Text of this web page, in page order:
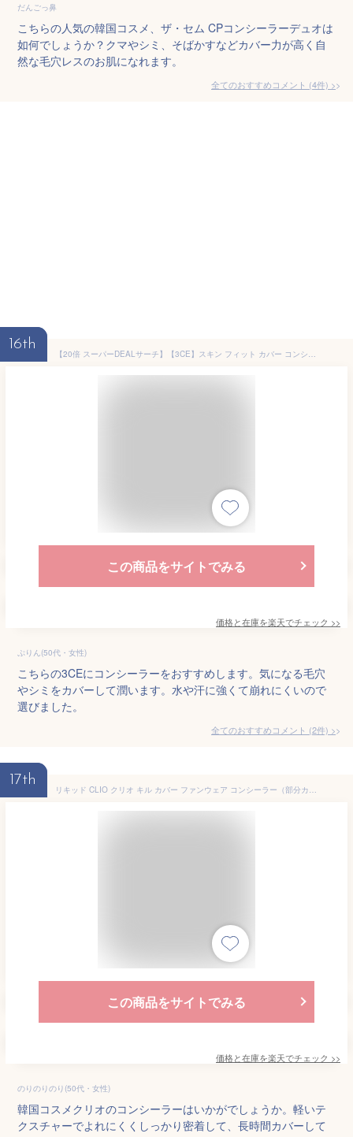
だんごっ鼻
こちらの人気の韓国コスメ、ザ・セム CPコンシーラーデュオは
如何でしょうか？クマやシミ、そばかすなどカバー力が高く自
然な毛穴レスのお肌になれます。
全てのおすすめコメント (4件) >
16th
【20倍 スーパーDEALサーチ】【3CE】スキン フィット カバー コンシーラー /SKIN FIT COVER LIQUID CONCEALER/スタイルナンダ/デイリーメイク/カバー力/全3色 /韓国コスメ
この商品をサイトでみる
価格と在庫を楽天でチェック >>
ぷりん(50代・女性)
こちらの3CEにコンシーラーをおすすめします。気になる毛穴
やシミをカバーして潤います。水や汗に強くて崩れにくいので
選びました。
全てのおすすめコメント (2件) >
17th
リキッド CLIO クリオ キル カバー ファンウェア コンシーラー（部分カバー・部分用 ファンデーション）6g 使いやすく 簡単 カバー プチコスメ 赤み シミ そばかす カバー 目 クマ ベース インスタ SNS 正規品 メール便 送料無料 韓国コスメ
この商品をサイトでみる
価格と在庫を楽天でチェック >>
のりのりのり(50代・女性)
韓国コスメクリオのコンシーラーはいかがでしょうか。軽いテ
クスチャーでよれにくくしっかり密着して、長時間カバーして